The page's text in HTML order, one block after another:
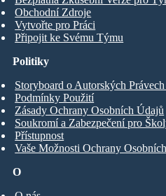
Obchodní Zdroje
Vytvořte pro Práci
Připojit ke Svému Týmu
O
Politiky
Storyboard o Autorských
Podmínky Použití
Zásady Ochrany Osobních Údajů
Soukromí a Zabezpečení pro
Přístupnost
Vaše Možnosti Ochrany